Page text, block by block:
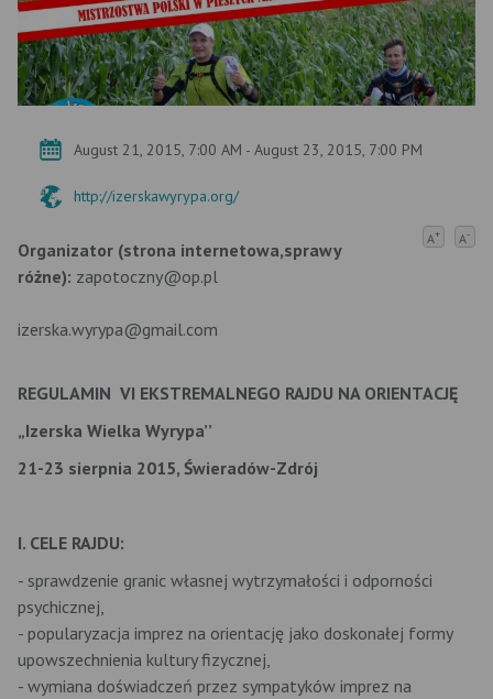
August 21, 2015, 7:00 AM - August 23, 2015, 7:00 PM
http://izerskawyrypa.org/
A+ A-
Organizator (strona internetowa,sprawy
różne): zapotoczny@op.pl
izerska.wyrypa@gmail.com
REGULAMIN VI EKSTREMALNEGO RAJDU NA ORIENTACJĘ
„Izerska Wielka Wyrypa’’
21-23 sierpnia 2015, Świeradów-Zdrój
I. CELE RAJDU:
- sprawdzenie granic własnej wytrzymałości i odporności
psychicznej,
- popularyzacja imprez na orientację jako doskonałej formy
upowszechnienia kultury fizycznej,
- wymiana doświadczeń przez sympatyków imprez na